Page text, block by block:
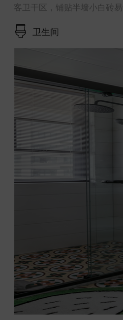
客卫干区，铺贴半墙小白砖
卫生间